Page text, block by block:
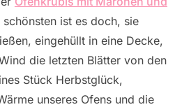
ist es doch, sie
eingehüllt in eine Decke,
die letzten Blätter von den
Stück Herbstglück,
unseres Ofens und die